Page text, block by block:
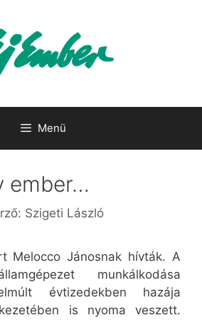
Menü
ember…
Szigeti László
Melocco Jánosnak hívták. A
munkálkodása
évtizedekben hazája
is nyoma veszett.